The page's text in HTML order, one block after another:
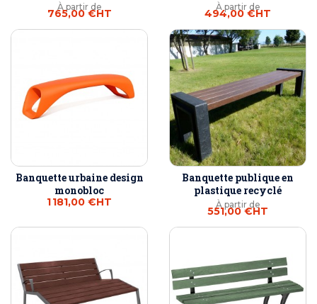
À partir de
765,00 €HT
À partir de
494,00 €HT
Banquette urbaine design
monobloc
1 181,00 €HT
Banquette publique en
plastique recyclé
À partir de
551,00 €HT